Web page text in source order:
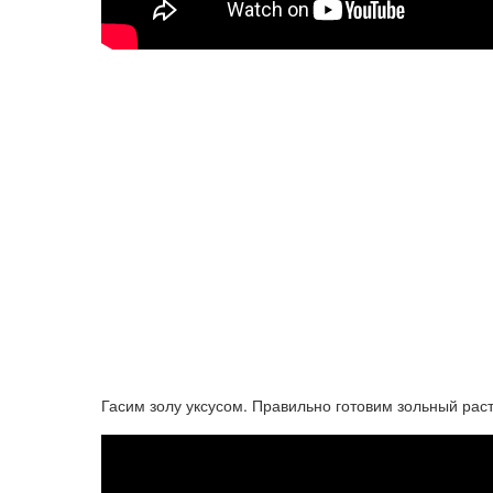
Гасим золу уксусом. Правильно готовим зольный